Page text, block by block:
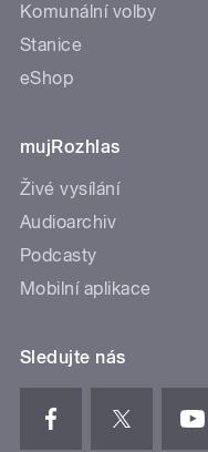
Komunální volby
Stanice
eShop
mujRozhlas
Živé vysílání
Audioarchiv
Podcasty
Mobilní aplikace
Sledujte nás